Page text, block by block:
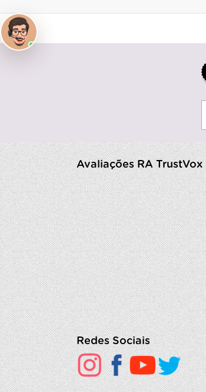
Avaliações RA TrustVox
Redes Sociais